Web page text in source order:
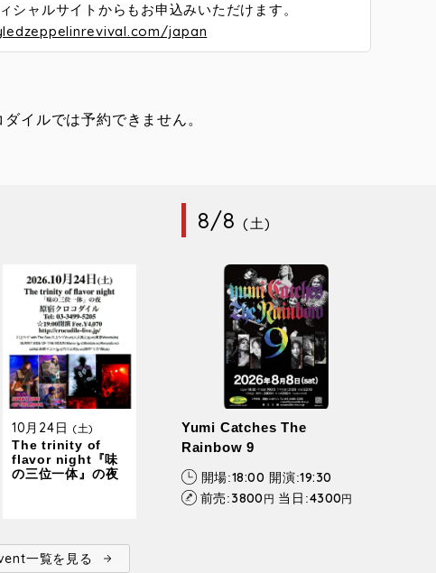
シャルサイトからもお申込みいただけます。
japan
イルでは予約できません。
10月24日 (土)
The trinity of
flavor night『味
の三位一体』の夜
一覧を見る
8/8(土)
Yumi Catches The
Rainbow 9
開場:18:00 開演:19:30
前売:3800 円 当日:4300 円